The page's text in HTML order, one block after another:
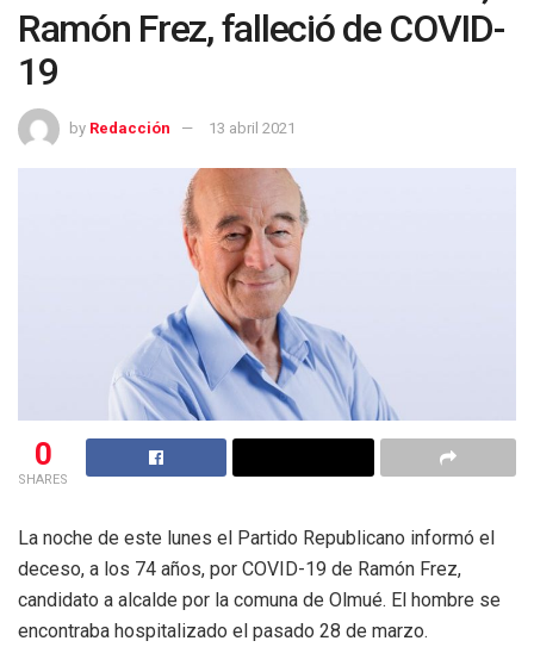
Ramón Frez, falleció de COVID-
19
by Redacción 13 abril 2021
0
SHARES
La noche de este lunes el Partido Republicano informó el
deceso, a los 74 años, por COVID-19 de Ramón Frez,
candidato a alcalde por la comuna de Olmué. El hombre se
encontraba hospitalizado el pasado 28 de marzo.